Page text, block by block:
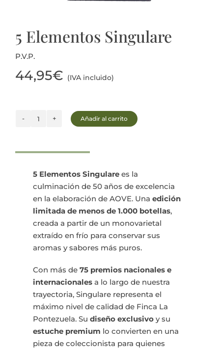
5 Elementos Singulare
P.V.P.
44,95€ (IVA incluido)
5
Añadir al carrito
5 Elementos Singulare es la
culminación de 50 años de excelencia
en la elaboración de AOVE. Unaedición
limitada de menos de 1.000 botellas,
creada a partir de un monovarietal
extraído en frío para conservar sus
aromas y sabores más puros.
Con más de75 premios nacionales e
internacionales a lo largo de nuestra
trayectoria, Singulare representa el
máximo nivel de calidad de Finca La
Pontezuela. Sudiseño exclusivo y su
estuche premium lo convierten en una
pieza de coleccionista para quienes